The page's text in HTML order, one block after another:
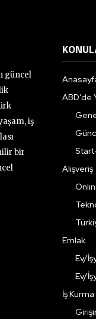
güncel
iş
bir
ABD’de
Alışveriş
Emlak
Ev/
Ev/
İş Kurma